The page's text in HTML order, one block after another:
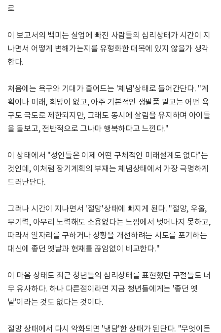
로
이 보고서의 백미는 실업에 빠진 사람들의 심리상태가 시간이 지
나면서 어떻게 변해가는지를 유형화한 대목에 있지 않을가 생각
한다.
처음에는 욕구와 기대가 줄어드는 '체념'상태로 들어간단다. "계
획이나 미래, 희망이 없고, 아주 기본적인 생필품 말고는 어떤 욕
구도 극도로 제한되지만, 그래도 동시에 살림을 유지하며 아이들
을 돌보고, 전반적으로 그나마 행복하다고 느낀다."
이 상태에서 "성인들은 이제 어떤 구체적인 미래설계도 없다"는
것인데, 이처럼 장기계획의 부재는 체념상태에서 가장 극명하게
드러난단다.
그러나 시간이 지나면서 '절망'상태에 빠지게 된다. "절망, 우울,
무기력, 아무리 노력해도 소용없다는 느낌에서 벗어나지 못하고,
따라서 일자리를 구하거나 상황을 개선하려는 시도를 포기하는
대신에 좋던 옛날과 현재를 끊임없이 비교한다."
이 마음 상태도 최근 청년들의 심리상태를 표현했던 구절들도 너
무 유사하다. 하나 다른점이라면 지금 청년들에게는 '좋던 옛
날'이라는 것도 없다는 것이다.
절망 상태에서 다시 악화되면 '냉담'한 상태가 된단다. "무엇이든